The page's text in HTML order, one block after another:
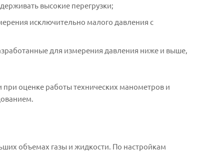
высокие перегрузки;
исключительно малого давления с
для измерения давления ниже и выше,
оценке работы технических манометров и
объемах газы и жидкости. По настройкам